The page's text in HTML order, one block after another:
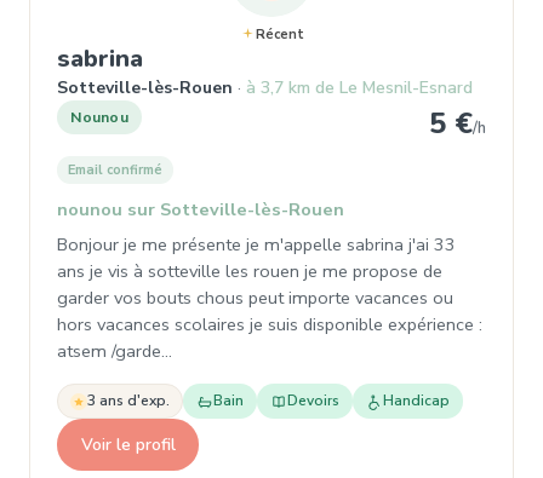
Récent
sabrina
Sotteville-lès-Rouen à 3,7 km de Le Mesnil-Esnard
Nounou 5 €/h
Email confirmé
nounou sur Sotteville-lès-Rouen
Bonjour je me présente je m'appelle sabrina j'ai 33
ans je vis à sotteville les rouen je me propose de
garder vos bouts chous peut importe vacances ou
hors vacances scolaires je suis disponible expérience :
atsem /garde…
3 ans d'exp. Bain Devoirs Handicap
Voir le profil